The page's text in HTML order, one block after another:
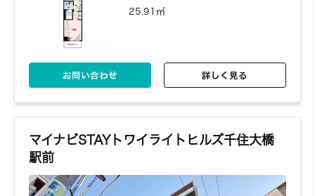
25.91㎡
お問い合わせ 詳しく見る
マイナビSTAYトワイライトヒルズ千住大橋
駅前